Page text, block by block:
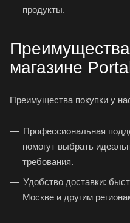
продукты.
Преимущества
магазине
Преимущества покупки у
Профессиональная
помогут выбрать
требования.
Удобство доставки:
Москве и другим